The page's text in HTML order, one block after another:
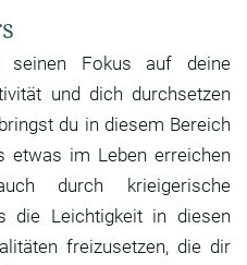
Fokus auf deine
und dich durchsetzen
du in diesem Bereich
etwas im Leben erreichen
durch krieigerische
die Leichtigkeit in diesen
freizusetzen, die dir